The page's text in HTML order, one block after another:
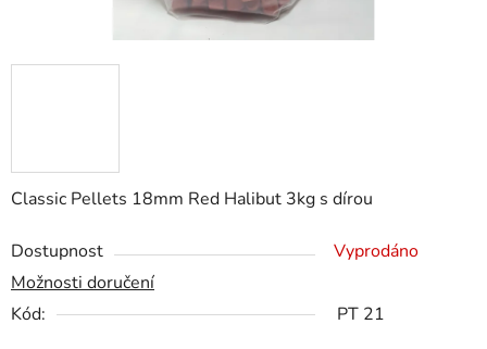
Classic Pellets 18mm Red Halibut 3kg s dírou
Dostupnost
Vyprodáno
Možnosti doručení
Kód:
PT 21